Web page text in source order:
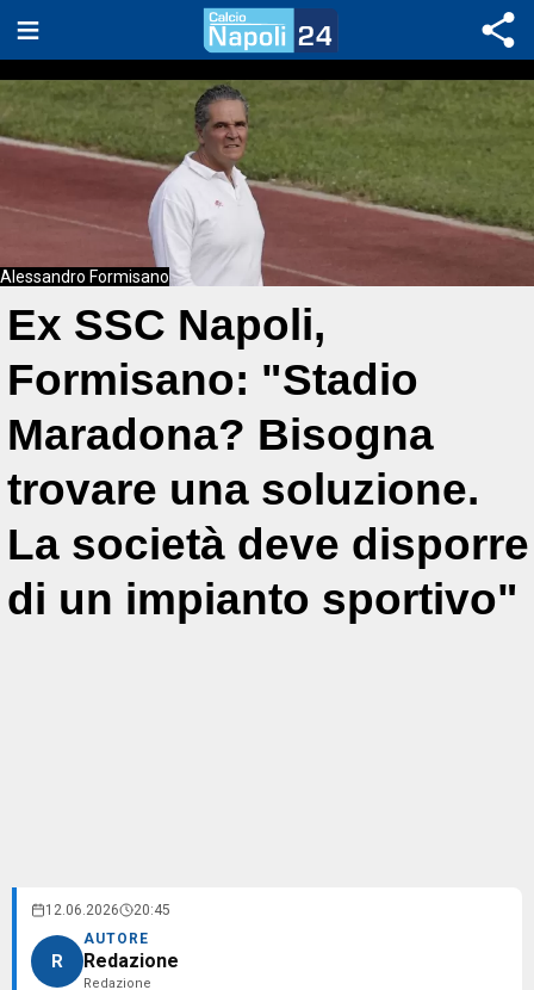
Alessandro Formisano
Ex SSC Napoli,
Formisano: "Stadio
Maradona? Bisogna
trovare una soluzione.
La società deve disporre
di un impianto sportivo"
12.06.2026 20:45
R
AUTORE
Redazione
Redazione